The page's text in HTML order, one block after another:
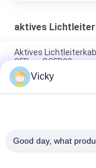
aktives
Aktives
SFP zu QSFP28
40G AOC QSFP+ zu
Vierkanal
SFP28 25G AOC
Vicky
Good day, what